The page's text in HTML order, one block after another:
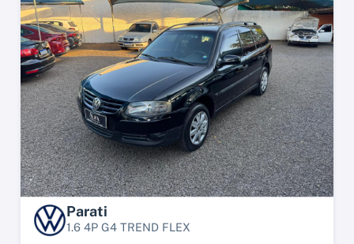
Parati
1.6 4P G4 TREND FLEX